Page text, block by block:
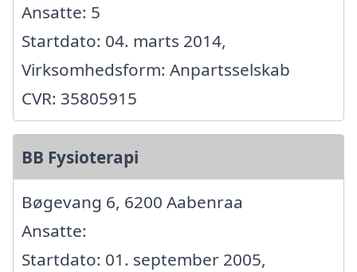
Ansatte: 5
Startdato: 04. marts 2014,
Virksomhedsform: Anpartsselskab
CVR: 35805915
BB Fysioterapi
Bøgevang 6, 6200 Aabenraa
Ansatte:
Startdato: 01. september 2005,